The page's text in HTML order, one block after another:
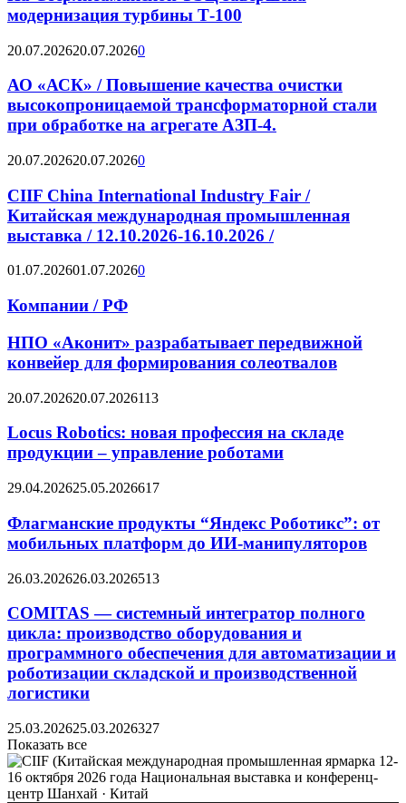
модернизация турбины Т-100
20.07.202620.07.20260
АО «АСК» / Повышение качества очистки
высокопроницаемой трансформаторной стали
при обработке на агрегате АЗП-4.
20.07.202620.07.20260
CIIF China International Industry Fair /
Китайская международная промышленная
выставка / 12.10.2026-16.10.2026 /
01.07.202601.07.20260
Компании / РФ
НПО «Аконит» разрабатывает передвижной
конвейер для формирования солеотвалов
20.07.202620.07.2026113
Locus Robotics: новая профессия на складе
продукции – управление роботами
29.04.202625.05.2026617
Флагманские продукты “Яндекс Роботикс”: от
мобильных платформ до ИИ-манипуляторов
26.03.202626.03.2026513
COMITAS — системный интегратор полного
цикла: производство оборудования и
программного обеспечения для автоматизации и
роботизации складской и производственной
логистики
25.03.202625.03.2026327
Показать все